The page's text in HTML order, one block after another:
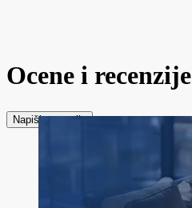
Ocene i recenzije
Napiši recenziju